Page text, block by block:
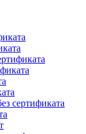
сертификата